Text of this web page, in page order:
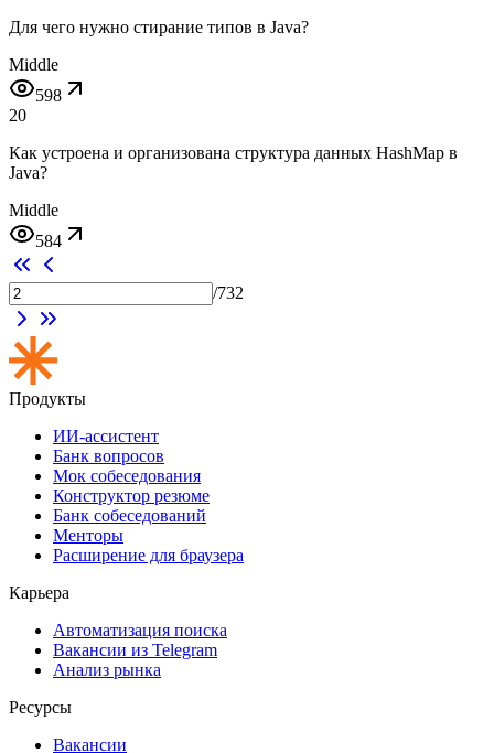
Для чего нужно стирание типов в Java?
Middle
598
20
Как устроена и организована структура данных HashMap в
Java?
Middle
584
/732
Продукты
ИИ-ассистент
Банк вопросов
Мок собеседования
Конструктор резюме
Банк собеседований
Менторы
Расширение для браузера
Карьера
Автоматизация поиска
Вакансии из Telegram
Анализ рынка
Ресурсы
Вакансии